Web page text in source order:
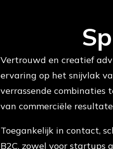
Vertrouwd en creatief
ervaring op het snijvlak
verrassende combinaties
van commerciële
Toegankelijk in contact,
B2C, zowel voor startups